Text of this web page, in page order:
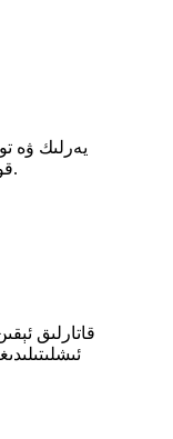
CONTROS HydroC® CH₄ ئارقا كۆرۈنۈش CH₄ قويۇقلۇقىنى نازارەت قىلىش ۋە ئۇزۇن مۇددەتلىك ئورۇنلاشتۇرۇش ئۈچۈن مۇكەممەل ھەل قىلىش چارىسى بىلەن تەمىنلەيدۇ.